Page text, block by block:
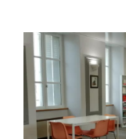
l'image
agrandie